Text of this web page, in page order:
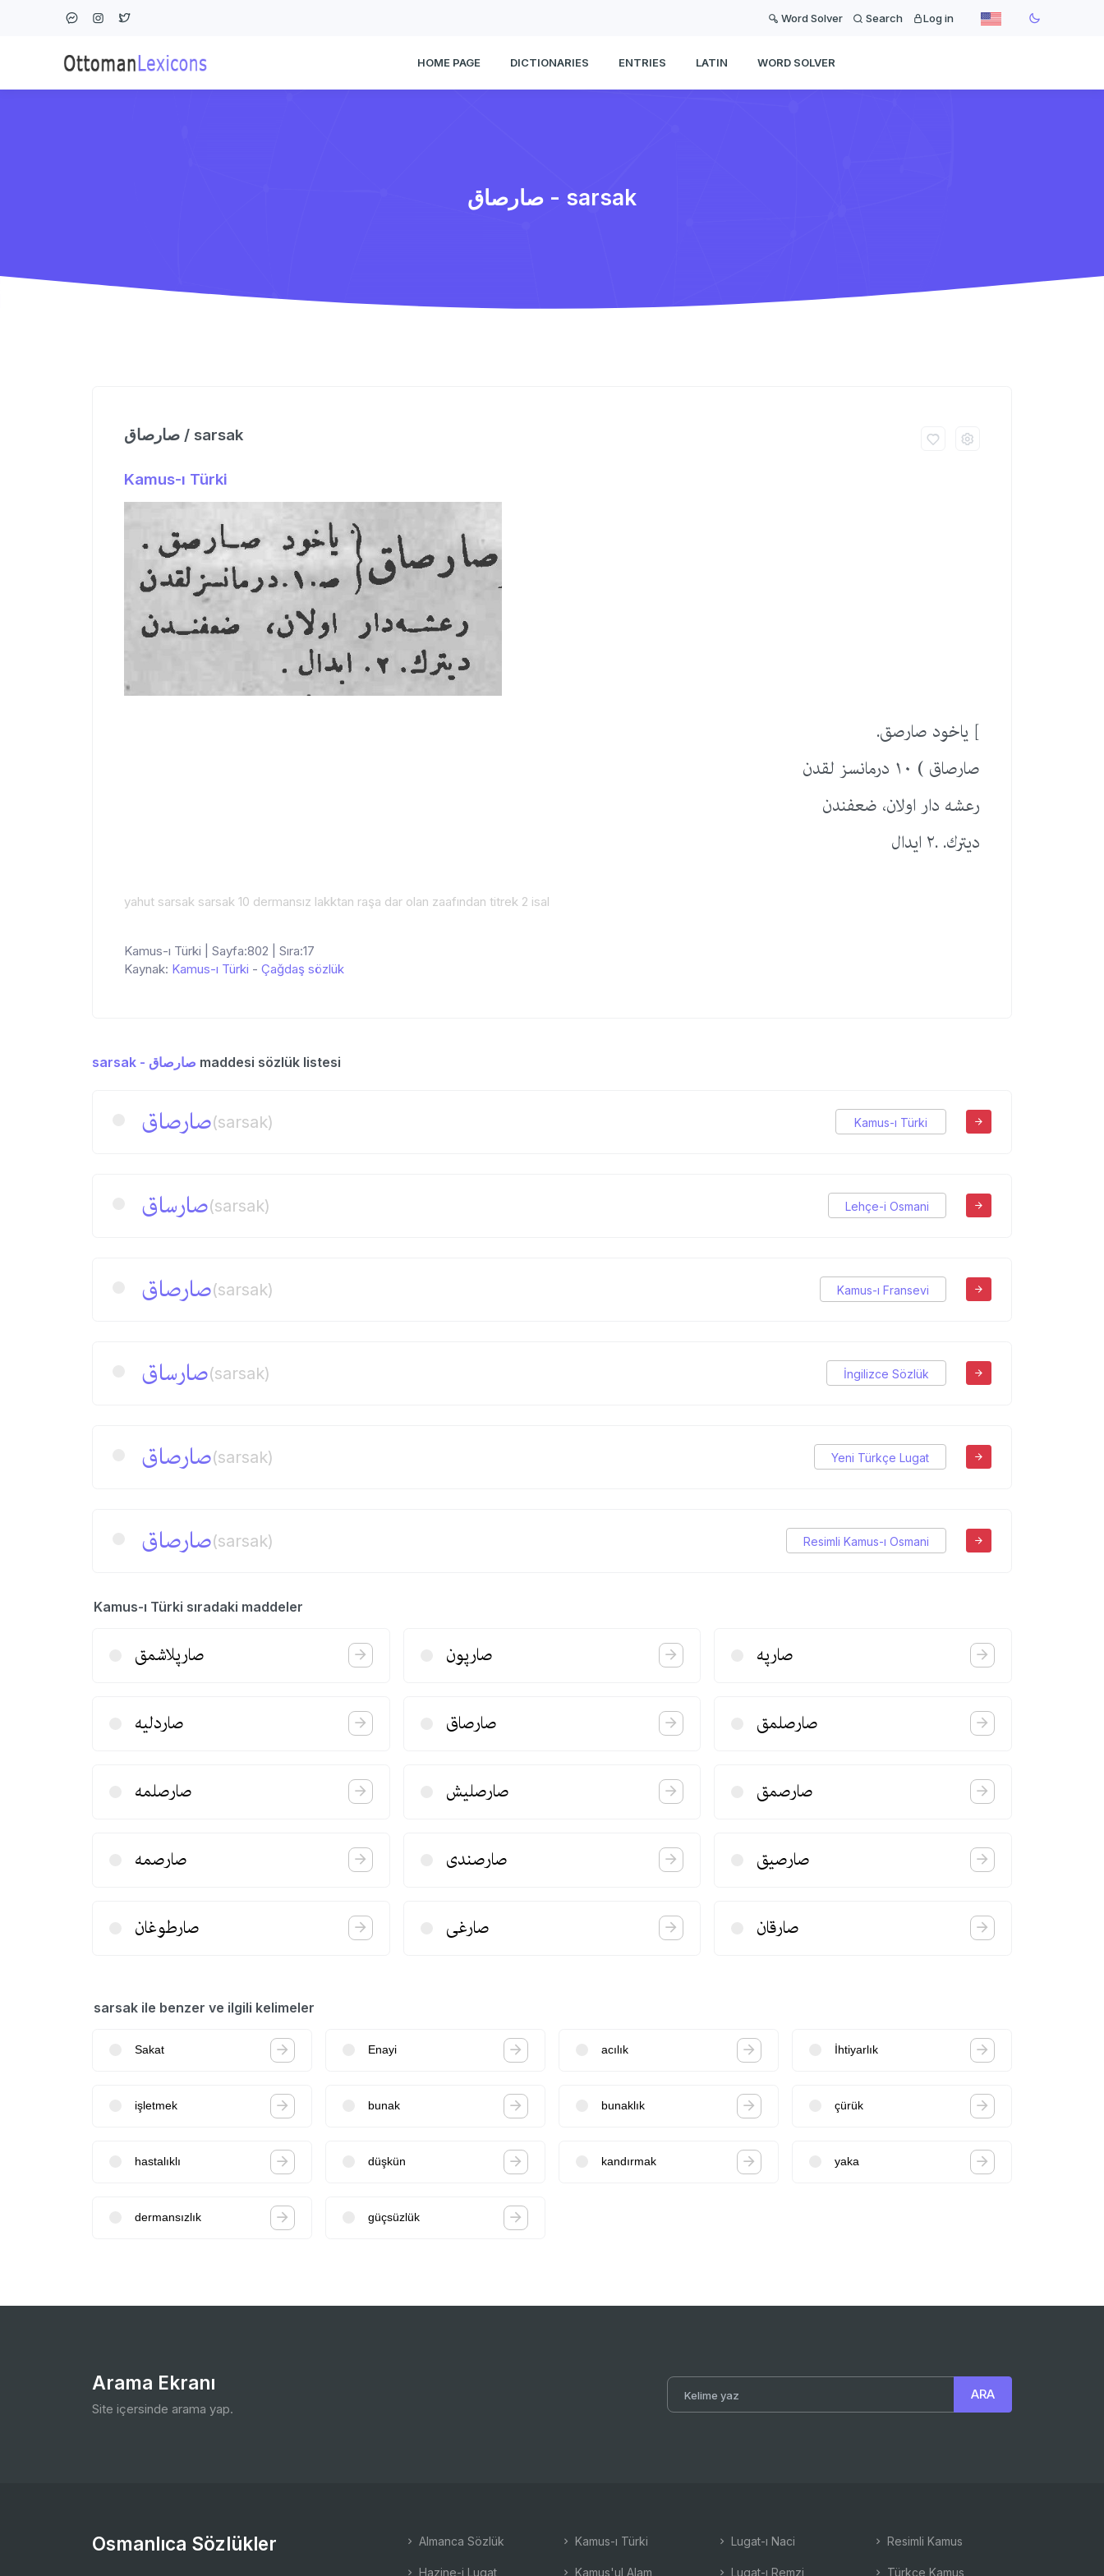
Word Solver Search Log in
HOME PAGE DICTIONARIES ENTRIES LATIN WORD SOLVER
صارصاق - sarsak
صارصاق / sarsak
Kamus-ı Türki
] یاخود صارصق.
صارصاق ) ١٠ درمانسز لقدن
رعشه دار اولان، ضعفندن
دیترك. .٢ ایدال
yahut sarsak sarsak 10 dermansız lakktan raşa dar olan zaafından titrek 2 isal
Kamus-ı Türki | Sayfa:802 | Sıra:17
Kaynak: Kamus-ı Türki - Çağdaş sözlük
sarsak - صارصاق maddesi sözlük listesi
صارصاق(sarsak) Kamus-ı Türki
صارساق(sarsak) Lehçe-i Osmani
صارصاق(sarsak) Kamus-ı Fransevi
صارساق(sarsak) İngilizce Sözlük
صارصاق(sarsak) Yeni Türkçe Lugat
صارصاق(sarsak) Resimli Kamus-ı Osmani
Kamus-ı Türki sıradaki maddeler
صارپلاشمق صارپون صارپه
صاردلیه صارصاق صارصلمق
صارصلمه صارصلیش صارصمق
صارصمه صارصندی صارصیق
صارطوغان صارغی صارقان
sarsak ile benzer ve ilgili kelimeler
Sakat Enayi acılık İhtiyarlık
işletmek bunak bunaklık çürük
hastalıklı düşkün kandırmak yaka
dermansızlık güçsüzlük
Arama Ekranı
Site içersinde arama yap.
Osmanlıca Sözlükler Almanca Sözlük
Hazine-i Lugat
Kamus-ı Türki
Kamus'ul Alam
Lugat-ı Naci
Lugat-ı Remzi
Resimli Kamus
Türkçe Kamus